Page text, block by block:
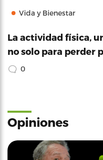
Vida y Bienestar
La actividad física,
no solo para perder
0
Opiniones